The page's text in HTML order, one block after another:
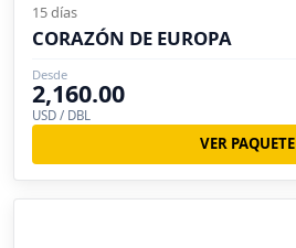
15 días
CORAZÓN DE EUROPA
Desde
2,160.00
USD / DBL
VER PAQUETE